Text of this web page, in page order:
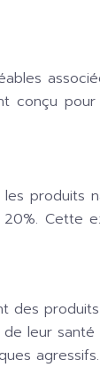
conçu
les produits
Cette
des
leur santé
agressifs.